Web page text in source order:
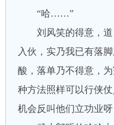
“哈……”
刘风笑的得意，道
入伙，实乃我已有落
酸，落单乃不得意，
种方法照样可以行侠
机会反叫他们立功业呀